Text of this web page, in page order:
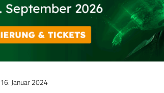
16. Januar 2024